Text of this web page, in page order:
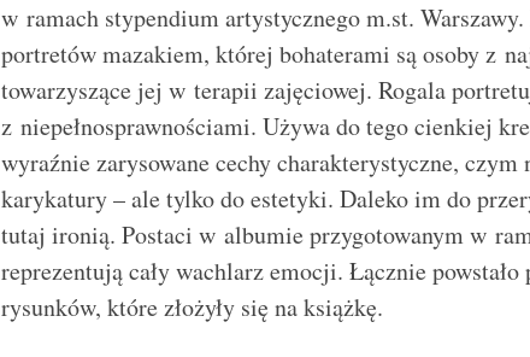
w ramach stypendium artystycznego m.st. Warszawy.
portretów mazakiem, której bohaterami są osoby z
towarzyszące jej w terapii zajęciowej. Rogala
z niepełnosprawnościami. Używa do tego cienkiej
wyraźnie zarysowane cechy charakterystyczne,
karykatury – ale tylko do estetyki. Daleko im do
tutaj ironią. Postaci w albumie przygotowanym w
reprezentują cały wachlarz emocji. Łącznie powstało
rysunków, które złożyły się na książkę.